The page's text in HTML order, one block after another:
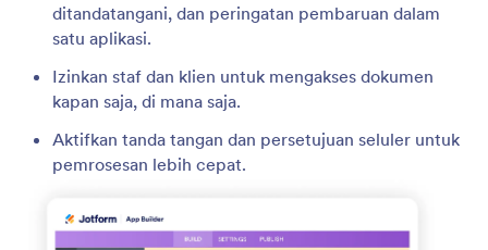
ditandatangani, dan peringatan pembaruan dalam
satu aplikasi.
Izinkan staf dan klien untuk mengakses dokumen
kapan saja, di mana saja.
Aktifkan tanda tangan dan persetujuan seluler untuk
pemrosesan lebih cepat.